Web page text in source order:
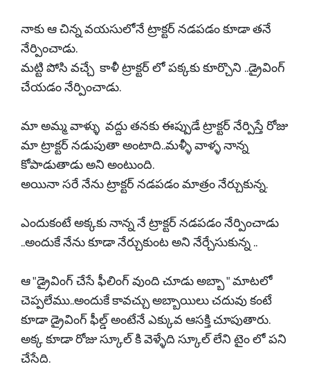
నాకు ఆ చిన్న వయసులోనే ట్రాక్టర్ నడపడం కూడా తనే
నేర్పించాడు.
మట్టి పోసి వచ్చే కాళీ ట్రాక్టర్ లో పక్కకు కూర్చొని ..డ్రైవింగ్
చేయడం నేర్పించాడు.
మా అమ్మ వాళ్ళు వద్దు తనకు ఈప్పుడే ట్రాక్టర్ నేర్పిస్తే రోజు
మా ట్రాక్టర్ నడుపుతా అంటాది..మళ్ళీ వాళ్ళ నాన్న
కోపాడుతాడు అని అంటుంది.
అయినా సరే నేను ట్రాక్టర్ నడపడం మాత్రం నేర్చుకున్న.
ఎందుకంటే అక్కకు నాన్న నే ట్రాక్టర్ నడపడం నేర్పించాడు
..అందుకే నేను కూడా నేర్చుకుంట అని నేర్చేసుకున్న ..
ఆ "డ్రైవింగ్ చేసే ఫీలింగ్ వుంది చూడు అబ్బా " మాటలో
చెప్పలేము..అందుకే కావచ్చు అబ్బాయిలు చదువు కంటే
కూడా డ్రైవింగ్ ఫీల్డ్ అంటేనే ఎక్కువ ఆసక్తి చూపుతారు.
అక్క కూడా రోజు స్కూల్ కి వెళ్ళేది స్కూల్ లేని టైం లో పని
చేసేది.